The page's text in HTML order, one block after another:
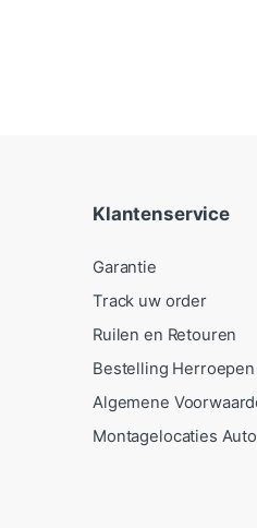
Klantenservice
Garantie
Track uw order
Ruilen en Retouren
Bestelling Herroepen
Algemene
Montagelocaties